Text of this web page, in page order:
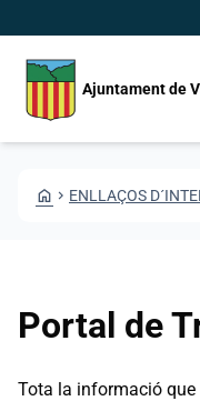
Ajuntament de
HOME CHEVRON_RIGHT ENLLAÇOS
Portal de
Tota la informació